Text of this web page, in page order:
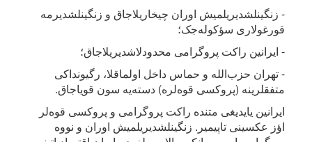
- زنگینلشدیریلمیش اوران چیخاریلاجاق و زنگینلشدیرمه
قورغولاری سؤکوله‌جک؛
- ایرانین راکت پروگرامی محدودلاشدیریلاجاق؛
- تهران حزب‌الله و حماس داخل اولماقلا، رگیونداکی
متفقلرینه (پروکسی قوه‌لره) دسته‌یه سون قویاجاق.
ایرانین یایدیغی متنده راکت پروگرامی و پروکسی قوه‌لر
اؤز عکسینی تاپیمیر. زنگینلشدیریلمیش اوران و نووه